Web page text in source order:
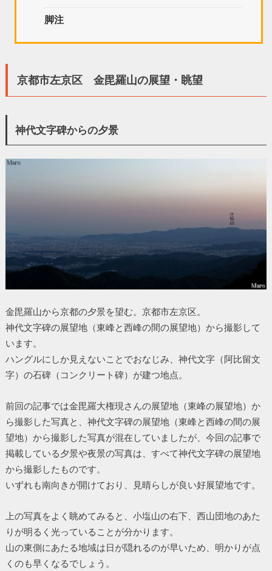
脚注
京都市左京区 金毘羅山の展望・眺望
神代文字碑からの夕景
金毘羅山から京都の夕景を望む。京都市左京区。
神代文字碑の展望地（東峰と西峰の間の展望地）から撮影して
います。
ハングルにしか見えないことでおなじみ、神代文字（阿比留文
字）の石碑（コンクリート碑）が建つ地点。
前回の記事では金毘羅大権現さんの展望地（東峰の展望地）か
ら撮影した写真と、神代文字碑の展望地（東峰と西峰の間の展
望地）から撮影した写真が混在していましたが、今回の記事で
掲載している夕景や夜景の写真は、すべて神代文字碑の展望地
から撮影したものです。
いずれも南向きが開けており、見晴らしが良い好展望地です。
上の写真をよく眺めてみると、小塩山の右下、西山団地のあた
りが明るく光っていることが分かります。
山の東側にあたる地域は日が隠れるのが早いため、明かりが点
くのも早くなるでしょう。